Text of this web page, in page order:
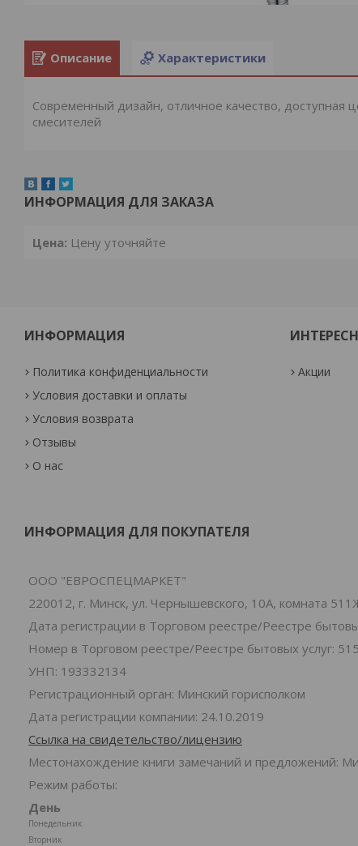
Описание Характеристики
Современный дизайн, отличное качество, доступная
смесителей
ИНФОРМАЦИЯ ДЛЯ ЗАКАЗА
Цена: Цену уточняйте
ИНФОРМАЦИЯ
Политика конфиденциальности
Условия доставки и оплаты
Условия возврата
Отзывы
О нас
Акции
ИНФОРМАЦИЯ ДЛЯ ПОКУПАТЕЛЯ
ООО "ЕВРОСПЕЦМАРКЕТ"
220012, г. Минск, ул. Чернышевского, 10А, комната
Дата регистрации в Торговом реестре/Реестре
Номер в Торговом реестре/Реестре бытовых услуг:
УНП: 193332134
Регистрационный орган: Минский горисполком
Дата регистрации компании: 24.10.2019
Ссылка на свидетельство/лицензию
Местонахождение книги замечаний и предложений:
Режим работы:
День
Понедельник
Вторник